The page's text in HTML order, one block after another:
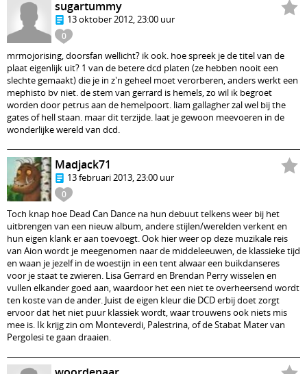
0
sugartummy
13 oktober 2012, 23:00 uur
mrmojorising, doorsfan wellicht? ik ook. hoe spreek je de titel van de
plaat eigenlijk uit? 1 van de betere dcd platen (ze hebben nooit een
slechte gemaakt) die je in z'n geheel moet verorberen, anders werkt een
mephisto bv niet. de stem van gerrard is hemels, zo wil ik begroet
worden door petrus aan de hemelpoort. liam gallagher zal wel bij the
gates of hell staan. maar dit terzijde. laat je gewoon meevoeren in de
wonderlijke wereld van dcd.
0
Madjack71
13 februari 2013, 23:00 uur
Toch knap hoe Dead Can Dance na hun debuut telkens weer bij het
uitbrengen van een nieuw album, andere stijlen/werelden verkent en
hun eigen klank er aan toevoegt. Ook hier weer op deze muzikale reis
van Aion wordt je meegenomen naar de middeleeuwen, de klassieke tijd
en waan je jezelf in de woestijn in een tent alwaar een buikdanseres
voor je staat te zwieren. Lisa Gerrard en Brendan Perry wisselen en
vullen elkander goed aan, waardoor het een niet te overheersend wordt
ten koste van de ander. Juist de eigen kleur die DCD erbij doet zorgt
ervoor dat het niet puur klassiek wordt, waar trouwens ook niets mis
mee is. Ik krijg zin om Monteverdi, Palestrina, of de Stabat Mater van
Pergolesi te gaan draaien.